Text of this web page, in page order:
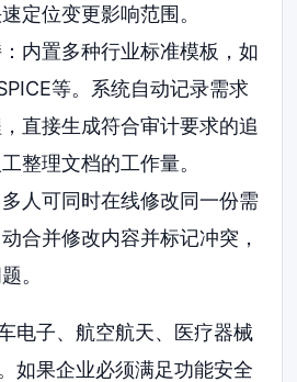
定位变更影响范围。
内置多种行业标准模板，如
等。系统自动记录需求
直接生成符合审计要求的追
整理文档的工作量。
人可同时在线修改同一份需
合并修改内容并标记冲突，
。
电子、航空航天、医疗器械
如果企业必须满足功能安全